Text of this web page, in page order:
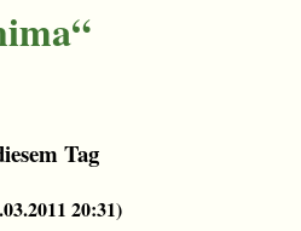
Tag
20:31)